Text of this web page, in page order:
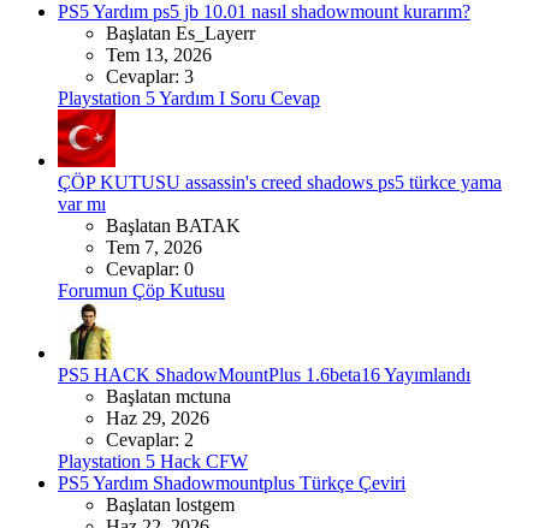
PS5 Yardım ps5 jb 10.01 nasıl shadowmount kurarım?
Başlatan Es_Layerr
Tem 13, 2026
Cevaplar: 3
Playstation 5 Yardım I Soru Cevap
ÇÖP KUTUSU assassin's creed shadows ps5 türkce yama
var mı
Başlatan BATAK
Tem 7, 2026
Cevaplar: 0
Forumun Çöp Kutusu
PS5 HACK ShadowMountPlus 1.6beta16 Yayımlandı
Başlatan mctuna
Haz 29, 2026
Cevaplar: 2
Playstation 5 Hack CFW
PS5 Yardım Shadowmountplus Türkçe Çeviri
Başlatan lostgem